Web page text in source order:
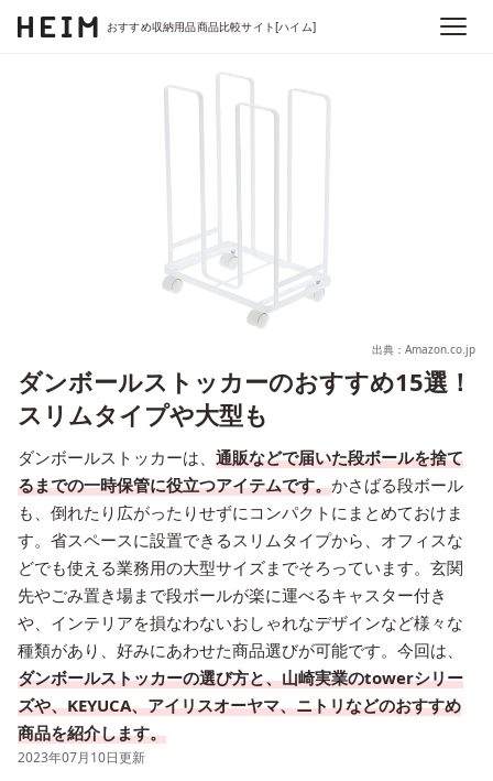
おすすめ収納用品商品比較サイト[ハイム]
出典：Amazon.co.jp
ダンボールストッカーのおすすめ15選！
スリムタイプや大型も
ダンボールストッカーは、 通販などで届いた段ボールを捨て
るまでの一時保管に役立つアイテムです。かさばる段ボール
も、倒れたり広がったりせずにコンパクトにまとめておけま
す。省スペースに設置できるスリムタイプから、オフィスな
どでも使える業務用の大型サイズまでそろっています。玄関
先やごみ置き場まで段ボールが楽に運べるキャスター付き
や、インテリアを損なわないおしゃれなデザインなど様々な
種類があり、好みにあわせた商品選びが可能です。今回は、
ダンボールストッカーの選び方と、山崎実業のtowerシリー
ズや、KEYUCA、アイリスオーヤマ、ニトリなどのおすすめ
商品を紹介します。
2023年07月10日更新